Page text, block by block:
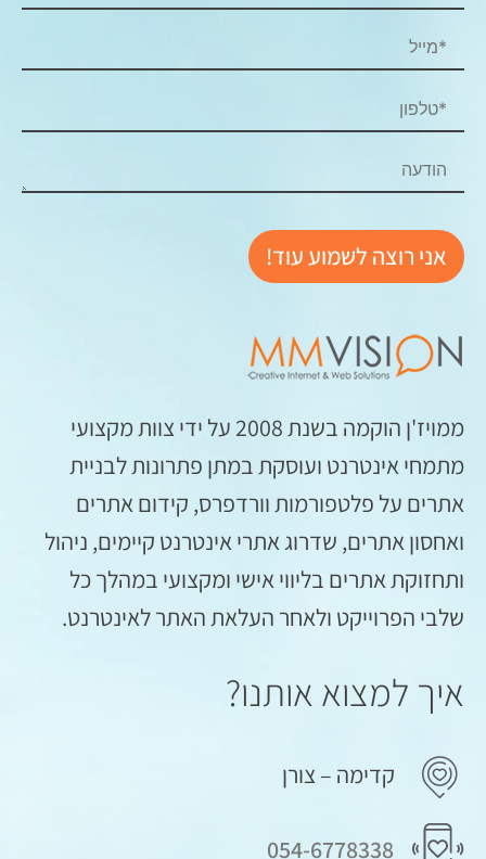
ממויז'ן הוקמה בשנת 2008 על ידי צוות מקצועי
מתמחי אינטרנט ועוסקת במתן פתרונות לבניית
אתרים על פלטפורמות וורדפרס, קידום אתרים
ואחסון אתרים, שדרוג אתרי אינטרנט קיימים, ניהול
ותחזוקת אתרים בליווי אישי ומקצועי במהלך כל
שלבי הפרוייקט ולאחר העלאת האתר לאינטרנט.
איך למצוא אותנו?
קדימה – צורן
054-6778338